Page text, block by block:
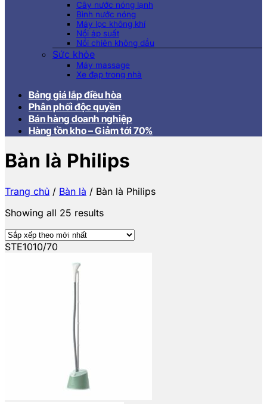
Cây nước nóng lạnh
Bình nước nóng
Máy lọc không khí
Nồi áp suất
Nồi chiên không dầu
Sức khỏe
Máy massage
Xe đạp trong nhà
Bảng giá lắp điều hòa
Phân phối độc quyền
Bán hàng doanh nghiệp
Hàng tồn kho – Giảm tới 70%
Bàn là Philips
Trang chủ / Bàn là / Bàn là Philips
Showing all 25 results
STE1010/70